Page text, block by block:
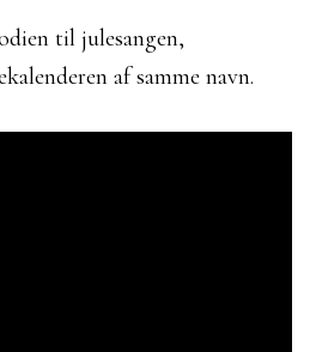
til julesangen,
af samme navn.